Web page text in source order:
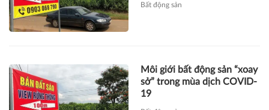
Bất động sản
Môi giới bất động sản “xoay
sở” trong mùa dịch COVID-
19